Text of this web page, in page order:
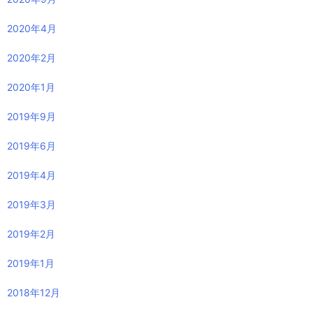
2024年6月
2024年2月
2023年10月
2023年9月
2023年8月
2023年7月
2022年10月
2022年8月
2022年7月
2022年6月
2021年5月